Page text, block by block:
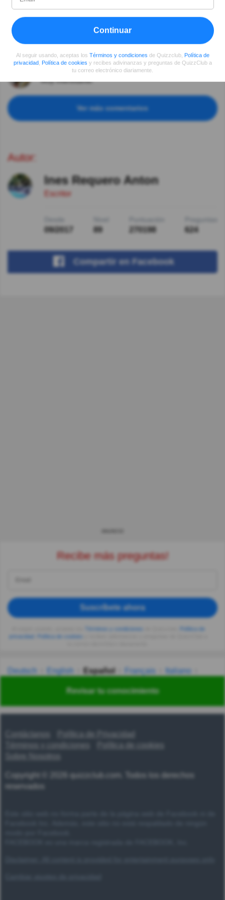
Revisar tu conocimiento
Corrección es hormigas no "homigas"
LEYDACORRONS Hace 5año(s)
Muy interesante.
Ver más comentarios
Autor:
Ines Requero Anton
Escritor
09/2017 89 270198 624
Compartir en Facebook
Recibe más preguntas!
Suscríbete ahora
privacidad
Deutsch English Español Français
Italiano
Українська हिन्दी 한국어 汉语
Contáctanos
Política de Privacidad
Términos y condiciones
Copyright © 2026 quizzclub.com. Todos los derechos
reservados
Continuar
Al seguir usando, aceptas los Términos y condiciones de Quizzclub, Política de
privacidad, Política de cookies y recibes adivinanzas y preguntas de QuizzClub a
tu correo electrónico diariamente.